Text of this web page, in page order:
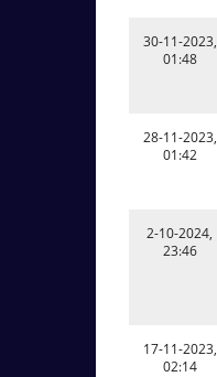
30-11-2023,
01:48
28-11-2023,
01:42
2-10-2024,
23:46
17-11-2023,
02:14